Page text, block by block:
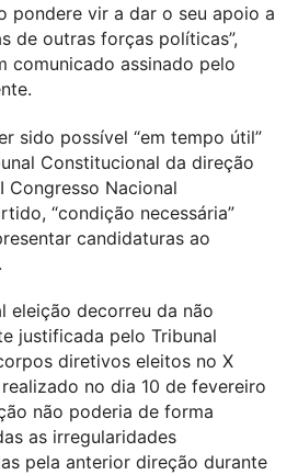
pondere vir a dar o seu apoio a
de outras forças políticas”,
comunicado assinado pelo
sido possível “em tempo útil”
Constitucional da direção
Congresso Nacional
“condição necessária”
candidaturas ao
eleição decorreu da não
justificada pelo Tribunal
diretivos eleitos no X
no dia 10 de fevereiro
não poderia de forma
as irregularidades
pela anterior direção durante